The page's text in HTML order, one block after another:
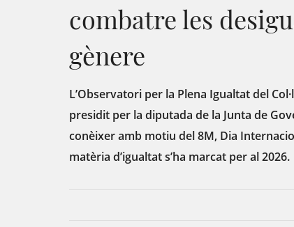
combatre les
gènere
L’Observatori per la Plena Igualtat del
presidit per la diputada de la Junta de
conèixer amb motiu del 8M, Dia
matèria d’igualtat s’ha marcat per al 2026.